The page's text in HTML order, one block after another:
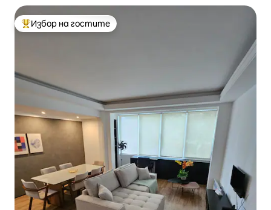
Най-популярен избор на гостите
Избор на гостите